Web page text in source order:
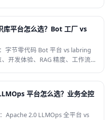
库平台怎么选？Bot 工厂 vs
字节零代码 Bot 平台 vs labring
开发体验、RAG 精度、工作流
平台怎么选？业务全控
Apache 2.0 LLMOps 全平台 vs